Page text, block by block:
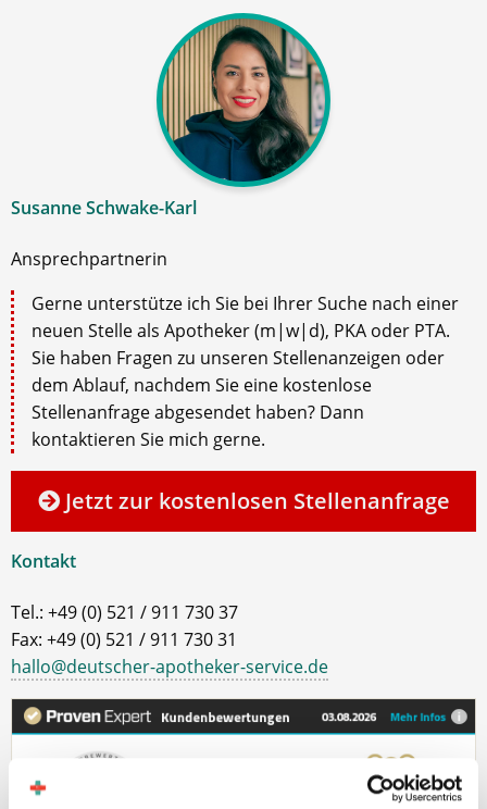
Susanne Schwake-Karl
Ansprechpartnerin
Gerne unterstütze ich Sie bei Ihrer Suche nach einer
neuen Stelle als Apotheker (m|w|d), PKA oder PTA.
Sie haben Fragen zu unseren Stellenanzeigen oder
dem Ablauf, nachdem Sie eine kostenlose
Stellenanfrage abgesendet haben? Dann
kontaktieren Sie mich gerne.
Jetzt zur kostenlosen Stellenanfrage
Kontakt
Tel.: +49 (0) 521 / 911 730 37
Fax: +49 (0) 521 / 911 730 31
hallo@deutscher-apotheker-service.de